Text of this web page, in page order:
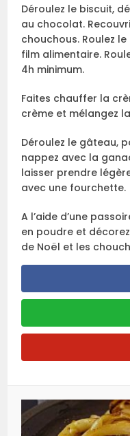
Déroulez le biscuit,
au chocolat.
chouchous. Roulez
film alimentaire.
4h minimum.
Faites chauffer la
crème et mélangez
Déroulez le gâteau,
nappez avec la
laisser prendre
avec une fourchette.
A l’aide d’une
en poudre et
de Noël et les